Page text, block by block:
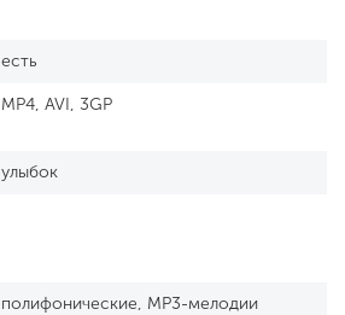
есть
MP4, AVI, 3GP
улыбок
полифонические, MP3-мелодии